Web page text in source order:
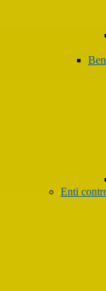
Enti